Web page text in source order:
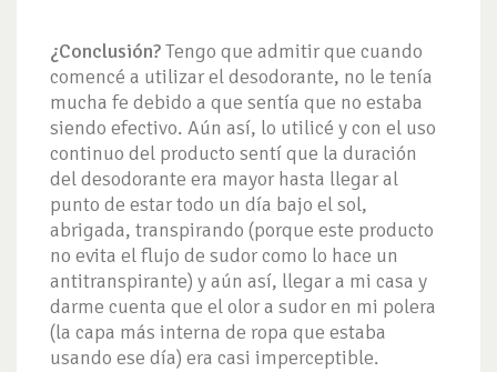
¿Conclusión?Tengo que admitir que cuando
comencé a utilizar el desodorante, no le tenía
mucha fe debido a que sentía que no estaba
siendo efectivo. Aún así, lo utilicé y con el uso
continuo del producto sentí que la duración
del desodorante era mayor hasta llegar al
punto de estar todo un día bajo el sol,
abrigada, transpirando (porque este producto
no evita el flujo de sudor como lo hace un
antitranspirante) y aún así, llegar a mi casa y
darme cuenta que el olor a sudor en mi polera
(la capa más interna de ropa que estaba
usando ese día) era casi imperceptible.